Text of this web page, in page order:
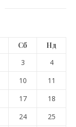
Сб
Нд
3
4
10
11
17
18
24
25